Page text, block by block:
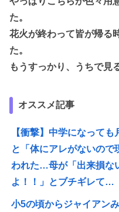
た。
花火が終わって皆が帰る
た。
もうすっかり、うちで見
オススメ記事
【衝撃】中学になって
と「体にアレがないので
われた…母が「出来損な
よ！！」とブチギレて…
小5の頃からジャイアン